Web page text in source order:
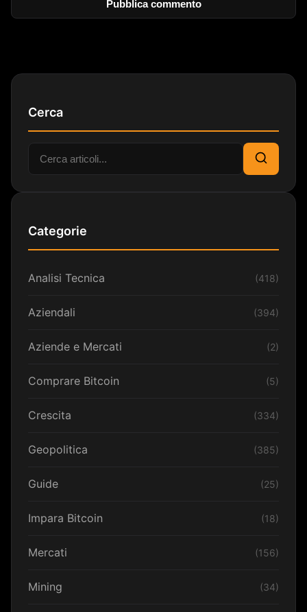
Cerca
Cerca:
Cerca
Categorie
Analisi Tecnica (418)
Aziendali (394)
Aziende e Mercati (2)
Comprare Bitcoin (5)
Crescita (334)
Geopolitica (385)
Guide (25)
Impara Bitcoin (18)
Mercati (156)
Mining (34)